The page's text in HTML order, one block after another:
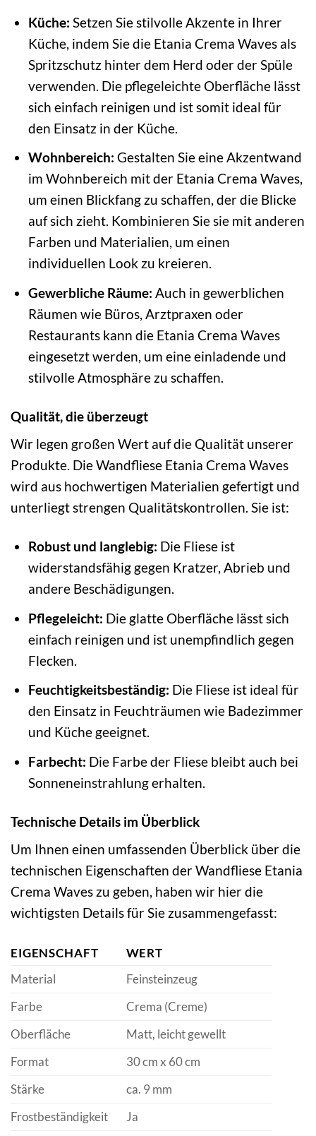
Küche: Setzen Sie stilvolle Akzente in Ihrer
Küche, indem Sie die Etania Crema Waves als
Spritzschutz hinter dem Herd oder der Spüle
verwenden. Die pflegeleichte Oberfläche lässt
sich einfach reinigen und ist somit ideal für
den Einsatz in der Küche.
Wohnbereich: Gestalten Sie eine Akzentwand
im Wohnbereich mit der Etania Crema Waves,
um einen Blickfang zu schaffen, der die Blicke
auf sich zieht. Kombinieren Sie sie mit anderen
Farben und Materialien, um einen
individuellen Look zu kreieren.
Gewerbliche Räume: Auch in gewerblichen
Räumen wie Büros, Arztpraxen oder
Restaurants kann die Etania Crema Waves
eingesetzt werden, um eine einladende und
stilvolle Atmosphäre zu schaffen.
Qualität, die überzeugt
Wir legen großen Wert auf die Qualität unserer
Produkte. Die Wandfliese Etania Crema Waves
wird aus hochwertigen Materialien gefertigt und
unterliegt strengen Qualitätskontrollen. Sie ist:
Robust und langlebig: Die Fliese ist
widerstandsfähig gegen Kratzer, Abrieb und
andere Beschädigungen.
Pflegeleicht: Die glatte Oberfläche lässt sich
einfach reinigen und ist unempfindlich gegen
Flecken.
Feuchtigkeitsbeständig: Die Fliese ist ideal für
den Einsatz in Feuchträumen wie Badezimmer
und Küche geeignet.
Farbecht: Die Farbe der Fliese bleibt auch bei
Sonneneinstrahlung erhalten.
Technische Details im Überblick
Um Ihnen einen umfassenden Überblick über die
technischen Eigenschaften der Wandfliese Etania
Crema Waves zu geben, haben wir hier die
wichtigsten Details für Sie zusammengefasst:
EIGENSCHAFT
WERT
Material
Feinsteinzeug
Farbe
Crema (Creme)
Oberfläche
Matt, leicht gewellt
Format
30 cm x 60 cm
Stärke
ca. 9 mm
Frostbeständigkeit
Ja